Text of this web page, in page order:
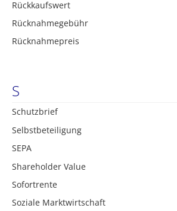
Rückkaufswert
Rücknahmegebühr
Rücknahmepreis
S
Schutzbrief
Selbstbeteiligung
SEPA
Shareholder Value
Sofortrente
Soziale Marktwirtschaft